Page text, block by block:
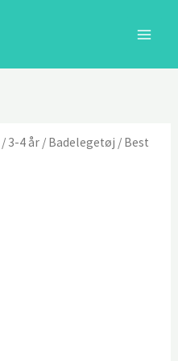
/ 3-4 år / Badelegetøj / Best